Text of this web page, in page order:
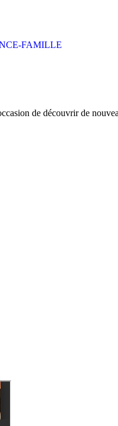
FAMILLE
de découvrir de